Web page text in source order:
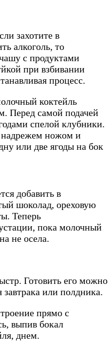
захотите в
алкоголь, то
с продуктами
при взбивании
процесс.
коктейль
Перед самой подачей
спелой клубники.
надрежем ножом и
или две ягоды на бок
добавить в
шоколад, ореховую
Теперь
пока молочный
не осела.
Готовить его можно
или полдника.
прямо с
выпив бокал
днем.